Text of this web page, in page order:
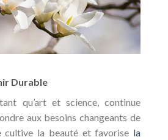
Durable
qu’art et science, continue
aux besoins changeants de
cultive la beauté et favorise la